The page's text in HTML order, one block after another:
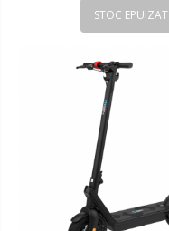
STOC EPUIZAT